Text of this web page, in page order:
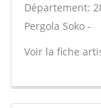
Département:
Pergola Soko -
Voir la fiche